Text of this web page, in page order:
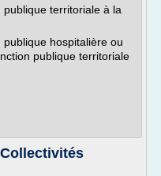
territoriale à la
hospitalière ou
publique territoriale